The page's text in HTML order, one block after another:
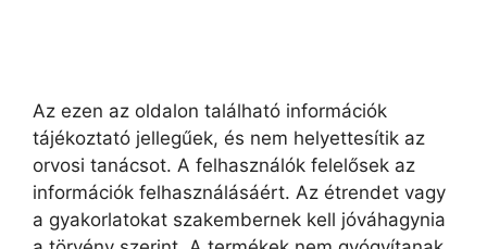
Az ezen az oldalon található információk
tájékoztató jellegűek, és nem helyettesítik az
orvosi tanácsot. A felhasználók felelősek az
információk felhasználásáért. Az étrendet vagy
a gyakorlatokat szakembernek kell jóváhagynia